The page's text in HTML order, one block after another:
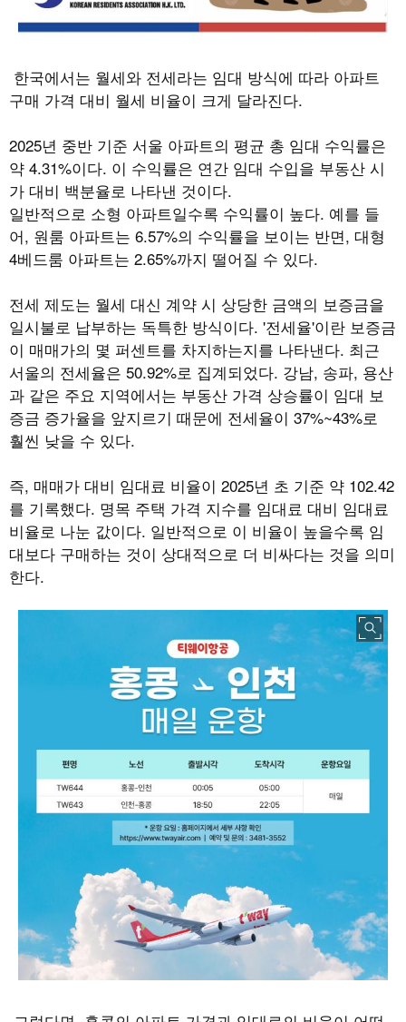
한국에서는 월세와 전세라는 임대 방식에 따라 아파트
구매 가격 대비 월세 비율이 크게 달라진다.
2025년 중반 기준 서울 아파트의 평균 총 임대 수익률은
약 4.31%이다. 이 수익률은 연간 임대 수입을 부동산 시
가 대비 백분율로 나타낸 것이다.
일반적으로 소형 아파트일수록 수익률이 높다. 예를 들
어, 원룸 아파트는 6.57%의 수익률을 보이는 반면, 대형
4베드룸 아파트는 2.65%까지 떨어질 수 있다.
전세 제도는 월세 대신 계약 시 상당한 금액의 보증금을
일시불로 납부하는 독특한 방식이다. '전세율'이란 보증금
이 매매가의 몇 퍼센트를 차지하는지를 나타낸다. 최근
서울의 전세율은 50.92%로 집계되었다. 강남, 송파, 용산
과 같은 주요 지역에서는 부동산 가격 상승률이 임대 보
증금 증가율을 앞지르기 때문에 전세율이 37%~43%로
훨씬 낮을 수 있다.
즉, 매매가 대비 임대료 비율이 2025년 초 기준 약 102.42
를 기록했다. 명목 주택 가격 지수를 임대료 대비 임대료
비율로 나눈 값이다. 일반적으로 이 비율이 높을수록 임
대보다 구매하는 것이 상대적으로 더 비싸다는 것을 의미
한다.